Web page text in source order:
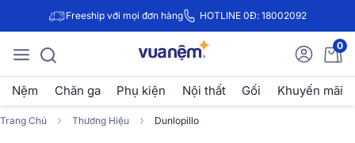
Freeship với mọi đơn hàng HOTLINE 0Đ: 18002092
0
Nệm Chăn ga Phụ kiện Nội thất Gối Khuyến mãi
Trang Chủ Thương Hiệu Dunlopillo